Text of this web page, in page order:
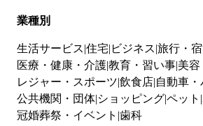
業種別
生活サービス 住宅 ビジネス 旅行・
医療・健康・介護教育・習い事 美容
レジャー・スポーツ 飲食店 自動車・
公共機関・団体 ショッピングペット
冠婚葬祭・イベント 歯科